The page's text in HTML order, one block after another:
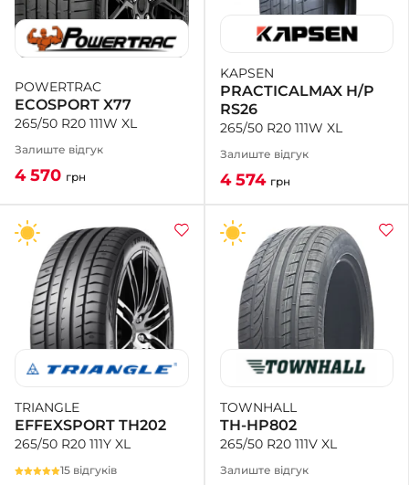
POWERTRAC
ECOSPORT X77
265/50 R20 111W XL
Залиште відгук
4 570 грн
KAPSEN
PRACTICALMAX H/P
RS26
265/50 R20 111W XL
Залиште відгук
4 574 грн
TRIANGLE
EFFEXSPORT TH202
265/50 R20 111Y XL
15 відгуків
TOWNHALL
TH-HP802
265/50 R20 111V XL
Залиште відгук